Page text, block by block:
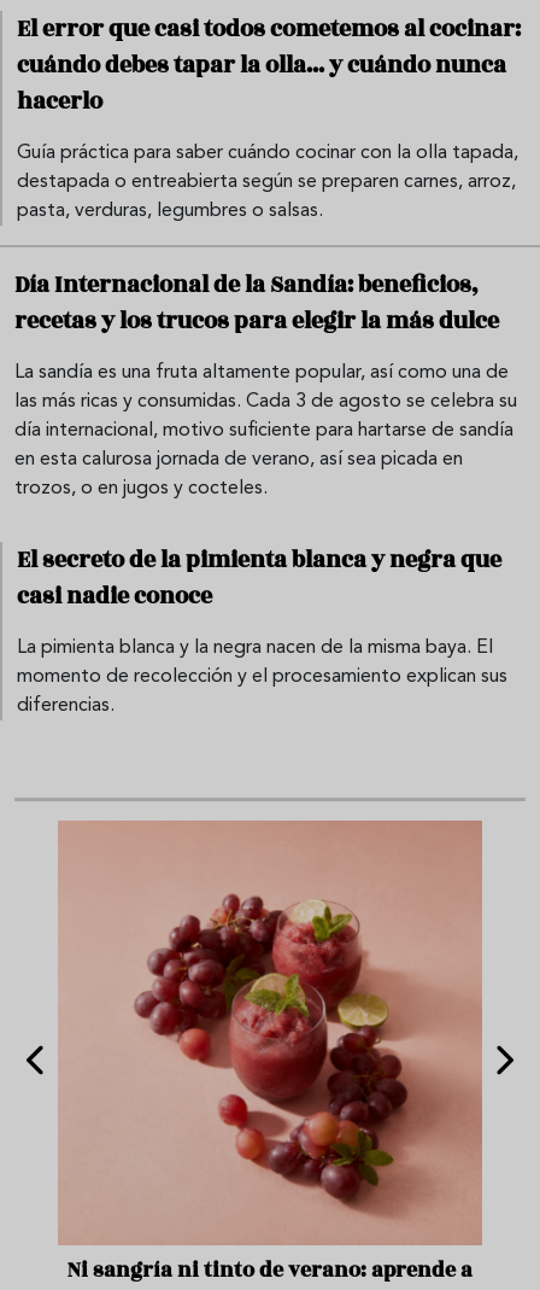
El error que casi todos cometemos al cocinar:
cuándo debes tapar la olla... y cuándo nunca
hacerlo
Guía práctica para saber cuándo cocinar con la olla tapada,
destapada o entreabierta según se preparen carnes, arroz,
pasta, verduras, legumbres o salsas.
Día Internacional de la Sandía: beneficios,
recetas y los trucos para elegir la más dulce
La sandía es una fruta altamente popular, así como una de
las más ricas y consumidas. Cada 3 de agosto se celebra su
día internacional, motivo suficiente para hartarse de sandía
en esta calurosa jornada de verano, así sea picada en
trozos, o en jugos y cocteles.
El secreto de la pimienta blanca y negra que
casi nadie conoce
La pimienta blanca y la negra nacen de la misma baya. El
momento de recolección y el procesamiento explican sus
diferencias.
Ni sangría ni tinto de verano: aprende a